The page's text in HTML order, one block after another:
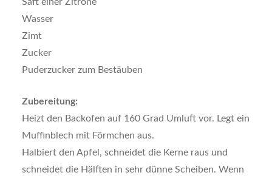
Saft einer Zitrone
Wasser
Zimt
Zucker
Puderzucker zum Bestäuben
Zubereitung:
Heizt den Backofen auf 160 Grad Umluft vor. Legt ein
Muffinblech mit Förmchen aus.
Halbiert den Apfel, schneidet die Kerne raus und
schneidet die Hälften in sehr dünne Scheiben. Wenn